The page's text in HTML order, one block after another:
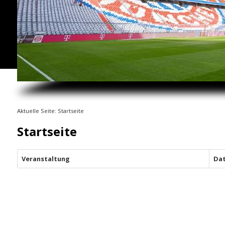
Aktuelle Seite: Startseite
Startseite
Veranstaltung